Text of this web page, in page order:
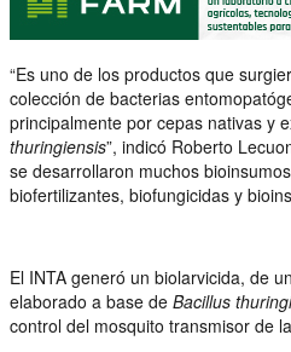
“Es uno de los productos que
colección de bacterias
principalmente por cepas nativas y
thuringiensis”, indicó Roberto
se desarrollaron muchos
biofertilizantes, biofungicidas y
El INTA generó un biolarvicida, de
elaborado a base de Bacillus
control del mosquito transmisor de